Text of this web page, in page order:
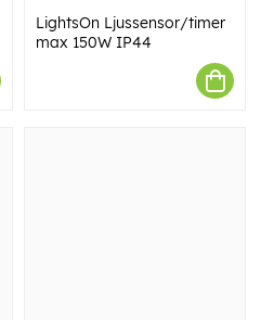
LightsOn Ljussensor/timer
max 150W IP44